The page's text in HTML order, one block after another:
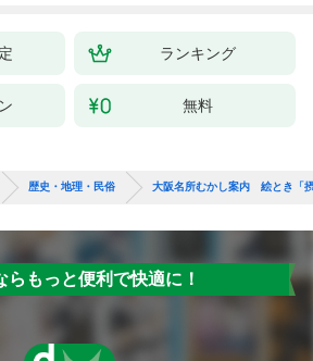
ランキング
無料
歴史・地理・民俗 大阪名所むかし案内 絵とき「
らもっと便利で快適に！